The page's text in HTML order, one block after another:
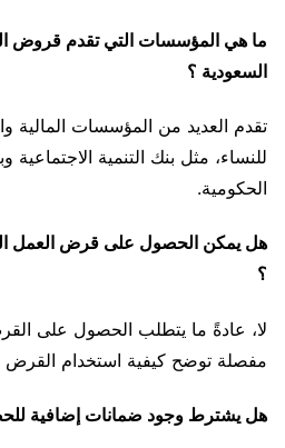
ما هي المؤسسات التي تقدم قروض
السعودية ؟
تقدم العديد من المؤسسات المالية
للنساء، مثل بنك التنمية الاجتماعية
الحكومية.
هل يمكن الحصول على قرض العمل
؟
لا، عادةً ما يتطلب الحصول على
مفصلة توضح كيفية استخدام
هل يشترط وجود ضمانات إضافية